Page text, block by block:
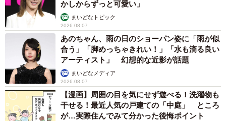
かしからずっと可愛い」
まいどなトピック
2026.08.07
あのちゃん、雨の日のショーパン姿に「雨が似
合う」「脚めっちゃきれい！」「水も滴る良い
アーティスト」 幻想的な近影が話題
まいどなメディア
2026.08.07
【漫画】周囲の目を気にせず遊べる！洗濯物も
干せる！最近人気の戸建ての「中庭」 ところ
が…実際住んでみて分かった後悔ポイント